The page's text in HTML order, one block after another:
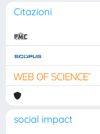
Citazioni
social impact